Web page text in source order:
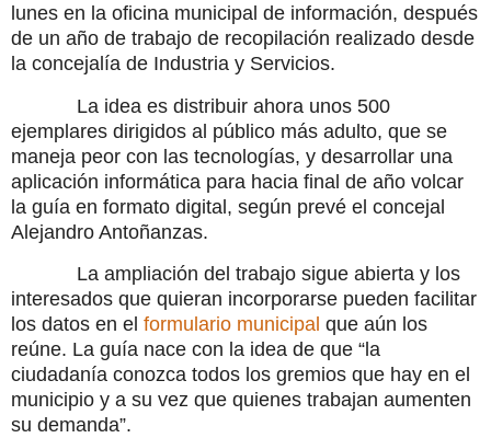
lunes en la oficina municipal de información, después
de un año de trabajo de recopilación realizado desde
la concejalía de Industria y Servicios.
La idea es distribuir ahora unos 500
ejemplares dirigidos al público más adulto, que se
maneja peor con las tecnologías, y desarrollar una
aplicación informática para hacia final de año volcar
la guía en formato digital, según prevé el concejal
Alejandro Antoñanzas.
La ampliación del trabajo sigue abierta y los
interesados que quieran incorporarse pueden facilitar
los datos en el formulario municipal que aún los
reúne. La guía nace con la idea de que “la
ciudadanía conozca todos los gremios que hay en el
municipio y a su vez que quienes trabajan aumenten
su demanda”.